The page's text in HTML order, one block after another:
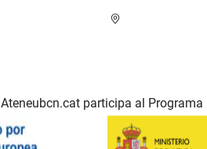
Ateneubcn.cat participa al Programa